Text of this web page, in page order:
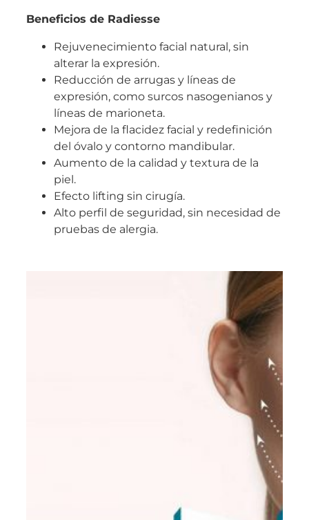
Beneficios de Radiesse
Rejuvenecimiento facial natural, sin
alterar la expresión.
Reducción de arrugas y líneas de
expresión, como surcos nasogenianos y
líneas de marioneta.
Mejora de la flacidez facial y redefinición
del óvalo y contorno mandibular.
Aumento de la calidad y textura de la
piel.
Efecto lifting sin cirugía.
Alto perfil de seguridad, sin necesidad de
pruebas de alergia.